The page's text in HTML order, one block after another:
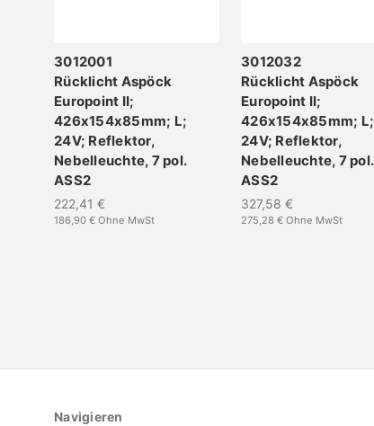
3012001
Rücklicht Aspöck
Europoint II;
426x154x85mm; L;
24V; Reflektor,
Nebelleuchte, 7 pol.
ASS2
222,41 €
186,90 € Ohne MwSt
3012032
Rücklicht Aspöck
Europoint II;
426x154x85mm; L;
24V; Reflektor,
Nebelleuchte, 7 pol.
ASS2
327,58 €
275,28 € Ohne MwSt
Navigieren